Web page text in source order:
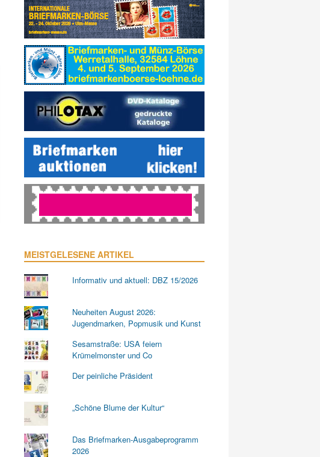
MEISTGELESENE ARTIKEL
Informativ und aktuell: DBZ 15/2026
Neuheiten August 2026:
Jugendmarken, Popmusik und Kunst
Sesamstraße: USA feiern
Krümelmonster und Co
Der peinliche Präsident
„Schöne Blume der Kultur“
Das Briefmarken-Ausgabeprogramm
2026